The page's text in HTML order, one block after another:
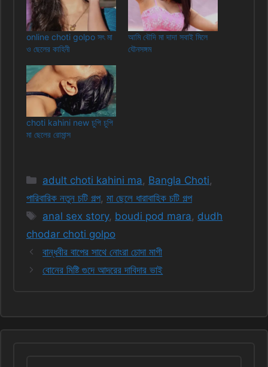
online choti golpo সৎ মা
ও ছেলের কাহিনী
আমি বৌদি মা দাদা সবাই মিলে
যৌনসঙ্গম
choti kahini new চুপি চুপি
মা ছেলের রোমান্স
Categories
adult choti kahini ma, Bangla Choti,
পারিবারিক নতুন চটি গল্প, মা ছেলে ধারাবাহিক চটি গল্প
Tags
anal sex story, boudi pod mara, dudh
chodar choti golpo
বান্ধবীর বাপের সাথে নোংরা চোদা মাগী
বোনের মিষ্টি গুদে আদরের দাবিদার ভাই